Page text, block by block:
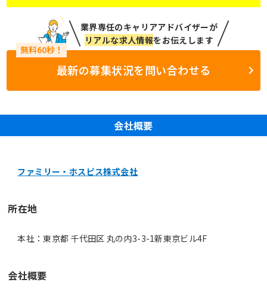
業界専任のキャリアアドバイザーが
リアルな求人情報をお伝えします
最新の募集状況を問い合わせる
会社概要
ファミリー・ホスピス株式会社
所在地
本社：東京都 千代田区 丸の内3-3-1新東京ビル4F
会社概要